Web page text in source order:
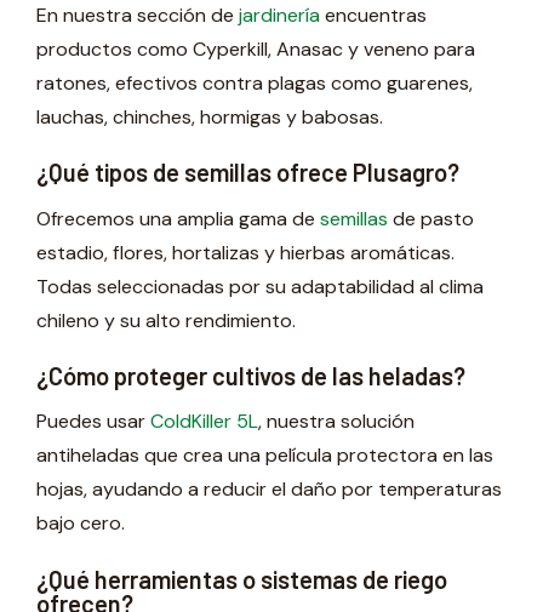
En nuestra sección dejardineríaencuentras
productos como Cyperkill, Anasac y veneno para
ratones, efectivos contra plagas como guarenes,
lauchas, chinches, hormigas y babosas.
¿Qué tipos de semillas ofrece Plusagro?
Ofrecemos una amplia gama desemillas de pasto
estadio, flores, hortalizas y hierbas aromáticas.
Todas seleccionadas por su adaptabilidad al clima
chileno y su alto rendimiento.
¿Cómo proteger cultivos de las heladas?
Puedes usarColdKiller 5L, nuestra solución
antiheladas que crea una película protectora en las
hojas, ayudando a reducir el daño por temperaturas
bajo cero.
¿Qué herramientas o sistemas de riego
ofrecen?